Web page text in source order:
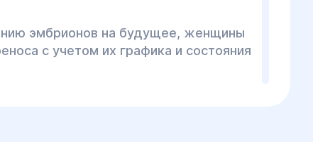
эмбрионов на будущее, женщины
с учетом их графика и состояния